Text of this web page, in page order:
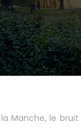
Manche, le